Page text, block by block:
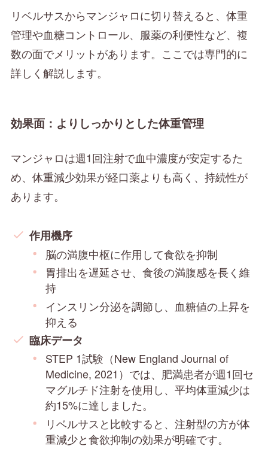
リベルサスからマンジャロに切り替えると、体重
管理や血糖コントロール、服薬の利便性など、複
数の面でメリットがあります。ここでは専門的に
詳しく解説します。
効果面：よりしっかりとした体重管理
マンジャロは週1回注射で血中濃度が安定するた
め、体重減少効果が経口薬よりも高く、持続性が
あります。
作用機序
脳の満腹中枢に作用して食欲を抑制
胃排出を遅延させ、食後の満腹感を長く維
持
インスリン分泌を調節し、血糖値の上昇を
抑える
臨床データ
STEP 1試験（New England Journal of
Medicine, 2021）では、肥満患者が週1回セ
マグルチド注射を使用し、平均体重減少は
約15%に達しました。
リベルサスと比較すると、注射型の方が体
重減少と食欲抑制の効果が明確です。